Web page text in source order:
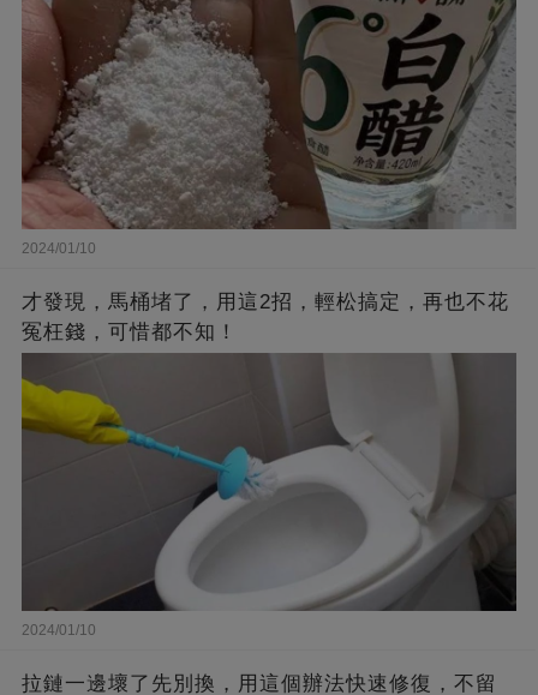
2024/01/10
才發現，馬桶堵了，用這2招，輕松搞定，再也不花
冤枉錢，可惜都不知！
2024/01/10
拉鏈一邊壞了先別換，用這個辦法快速修復，不留